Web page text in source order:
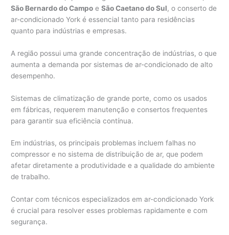
São Bernardo do Campo eSão Caetano do Sul, o conserto de
ar-condicionado York é essencial tanto para residências
quanto para indústrias e empresas.
A região possui uma grande concentração de indústrias, o que
aumenta a demanda por sistemas de ar-condicionado de alto
desempenho.
Sistemas de climatização de grande porte, como os usados
em fábricas, requerem manutenção e consertos frequentes
para garantir sua eficiência contínua.
Em indústrias, os principais problemas incluem falhas no
compressor e no sistema de distribuição de ar, que podem
afetar diretamente a produtividade e a qualidade do ambiente
de trabalho.
Contar com técnicos especializados em ar-condicionado York
é crucial para resolver esses problemas rapidamente e com
segurança.